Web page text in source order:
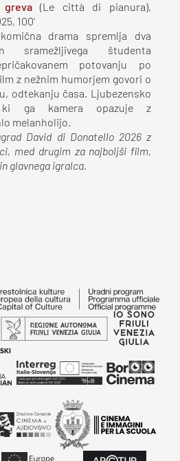
(Le città di pianura),
100'
drama spremlja dva
sramežljivega študenta
potovanju po
z nežnim humorjem govori o
odtekanju časa. Ljubezensko
ki ga kamera opazuje z
melanholijo.
David di Donatello 2026 z
med drugim za najboljši film,
glavnega igralca.